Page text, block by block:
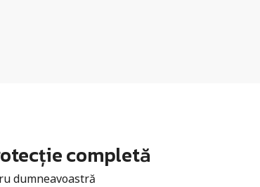
completă
dumneavoastră